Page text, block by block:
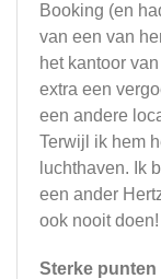
Booking (en
van een van
het kantoor
extra een
een andere
Terwijl ik hem
luchthaven. Ik
een ander
ook nooit doen!
Sterke punten